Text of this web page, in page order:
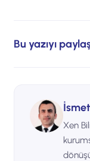
Bu yazıyı
Xen